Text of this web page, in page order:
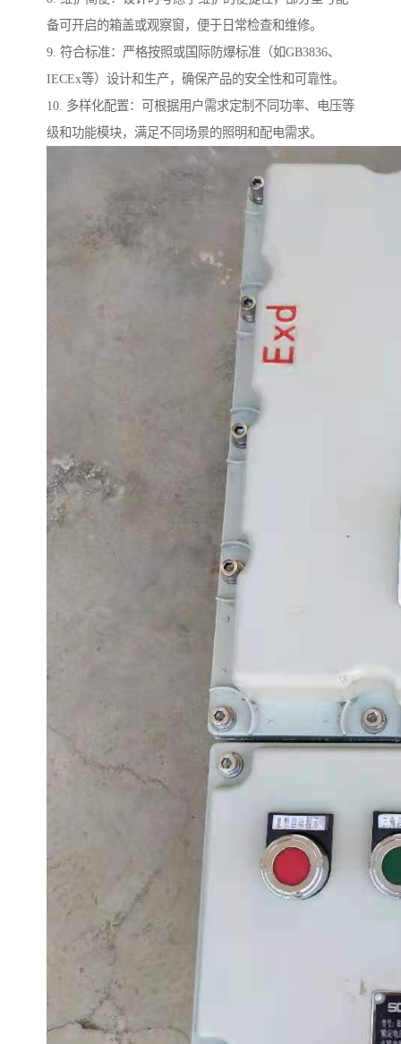
备可开启的箱盖或观察窗，便于日常检查和维修。
9. 符合标准：严格按照或国际防爆标准（如GB3836、
IECEx等）设计和生产，确保产品的安全性和可靠性。
10. 多样化配置：可根据用户需求定制不同功率、电压等
级和功能模块，满足不同场景的照明和配电需求。